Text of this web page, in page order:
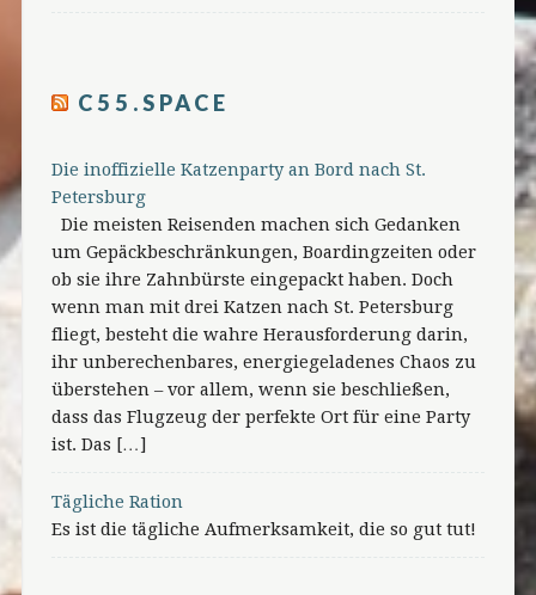
C55.SPACE
Die inoffizielle Katzenparty an Bord nach St.
Petersburg
Die meisten Reisenden machen sich Gedanken
um Gepäckbeschränkungen, Boardingzeiten oder
ob sie ihre Zahnbürste eingepackt haben. Doch
wenn man mit drei Katzen nach St. Petersburg
fliegt, besteht die wahre Herausforderung darin,
ihr unberechenbares, energiegeladenes Chaos zu
überstehen – vor allem, wenn sie beschließen,
dass das Flugzeug der perfekte Ort für eine Party
ist. Das […]
Tägliche Ration
Es ist die tägliche Aufmerksamkeit, die so gut tut!